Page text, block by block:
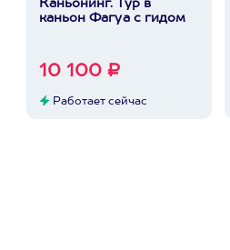
Каньонинг. Тур в
каньон Фагуа с гидом
10 100 ₽
Работает сейчас